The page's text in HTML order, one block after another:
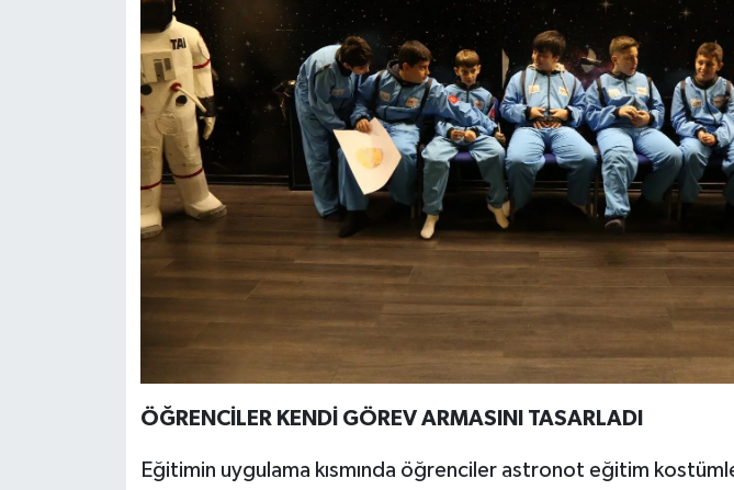
ÖĞRENCİLER KENDİ GÖREV ARMASINI TASARLADI
Eğitimin uygulama kısmında öğrenciler astronot eğitim